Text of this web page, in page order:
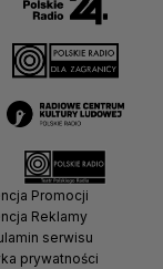
Promocji
Reklamy
serwisu
prywatności